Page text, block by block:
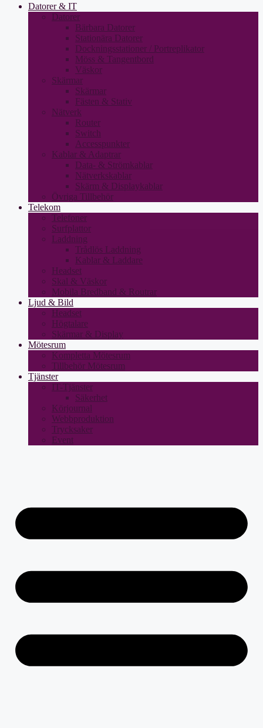
Datorer & IT
Datorer
Bärbara Datorer
Stationära Datorer
Dockningsstationer / Portreplikator
Möss & Tangentbord
Väskor
Skärmar
Skärmar
Fästen & Stativ
Nätverk
Router
Switch
Accesspunkter
Kablar & Adaptrar
Data- & Strömkablar
Nätverkskablar
Skärm & Displaykablar
Övriga Tillbehör
Telekom
Telefoner
Surfplattor
Laddning
Trådlös Laddning
Kablar & Laddare
Headset
Skal & Väskor
Mobila Bredband & Routrar
Ljud & Bild
Headset
Högtalare
Skärmar & Display
Mötesrum
Kompletta Mötesrum
Tillbehör Mötesrum
Tjänster
IT-Tjänster
Säkerhet
Körjournal
Webbproduktion
Trycksaker
Event